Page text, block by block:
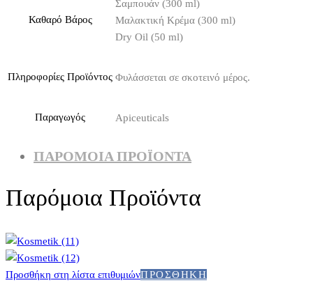
Καθαρό Βάρος
Σαμπουάν (300 ml)
Μαλακτική Κρέμα (300 ml)
Dry Oil (50 ml)
Πληροφορίες Προϊόντος Φυλάσσεται σε σκοτεινό μέρος.
Παραγωγός Apiceuticals
ΠΑΡΌΜΟΙΑ ΠΡΟΪΌΝΤΑ
Παρόμοια Προϊόντα
Προσθήκη στη λίστα επιθυμιώνΠΡΟΣΘΉΚΗ